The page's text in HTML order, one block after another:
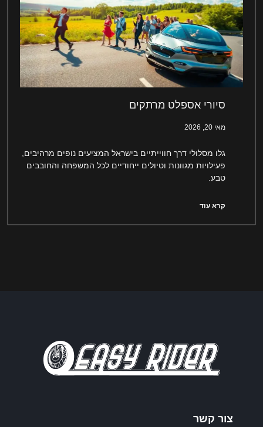
סיורי אספלט מרתקים
מאי 20, 2026
גלו מסלולי דרך חווייתיים בישראל המציעים נופים מרהיבים,
פעילויות מגוונות וטיולים ייחודיים לכל המשפחה והחובבים
טבע.
קרא עוד
צור קשר